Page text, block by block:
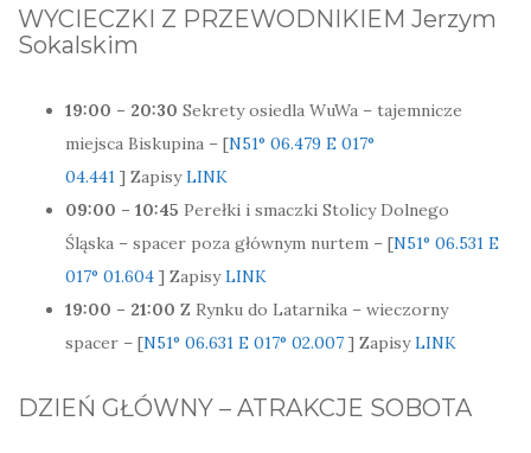
WYCIECZKI Z PRZEWODNIKIEM Jerzym
Sokalskim
19:00 – 20:30 Sekrety osiedla WuWa – tajemnicze
miejsca Biskupina – [N51° 06.479 E 017°
04.441 ] ZapisyLINK
09:00 – 10:45 Perełki i smaczki Stolicy Dolnego
Śląska – spacer poza głównym nurtem – [N51° 06.531 E
017° 01.604 ] ZapisyLINK
19:00 – 21:00 Z Rynku do Latarnika – wieczorny
spacer – [N51° 06.631 E 017° 02.007 ] ZapisyLINK
DZIEŃ GŁÓWNY – ATRAKCJE SOBOTA